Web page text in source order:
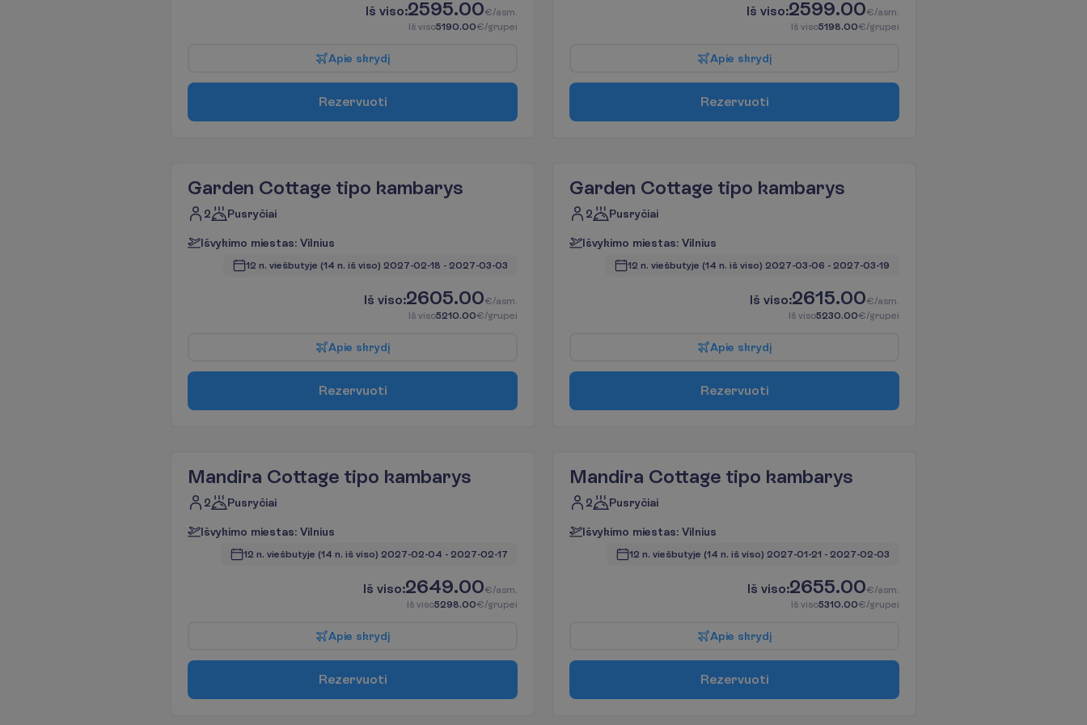
Iš viso:2595.00€/asm.
Iš viso5190.00€/grupei
Apie skrydį
Rezervuoti
Iš viso:2599.00€/asm.
Iš viso5198.00€/grupei
Apie skrydį
Rezervuoti
Garden Cottage tipo kambarys
2 Pusryčiai
Išvykimo miestas: Vilnius
12 n. viešbutyje (14 n. iš viso) 2027-02-18 - 2027-03-03
Iš viso:2605.00€/asm.
Iš viso5210.00€/grupei
Apie skrydį
Rezervuoti
Garden Cottage tipo kambarys
2 Pusryčiai
Išvykimo miestas: Vilnius
12 n. viešbutyje (14 n. iš viso) 2027-03-06 - 2027-03-19
Iš viso:2615.00€/asm.
Iš viso5230.00€/grupei
Apie skrydį
Rezervuoti
Mandira Cottage tipo kambarys
2 Pusryčiai
Išvykimo miestas: Vilnius
12 n. viešbutyje (14 n. iš viso) 2027-02-04 - 2027-02-17
Iš viso:2649.00€/asm.
Iš viso5298.00€/grupei
Apie skrydį
Rezervuoti
Mandira Cottage tipo kambarys
2 Pusryčiai
Išvykimo miestas: Vilnius
12 n. viešbutyje (14 n. iš viso) 2027-01-21 - 2027-02-03
Iš viso:2655.00€/asm.
Iš viso5310.00€/grupei
Apie skrydį
Rezervuoti